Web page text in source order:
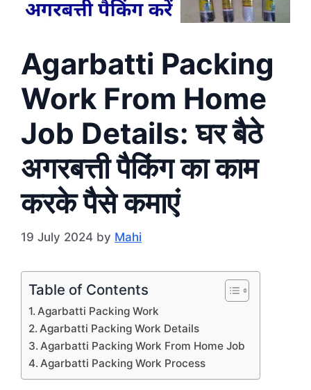
Agarbatti Packing
Work From Home
Job Details: घर बैठे
अगरबत्ती पैकिंग का काम
करके पैसे कमाएं
19 July 2024 by Mahi
Table of Contents
Agarbatti Packing Work
Agarbatti Packing Work Details
Agarbatti Packing Work From Home Job
Agarbatti Packing Work Process